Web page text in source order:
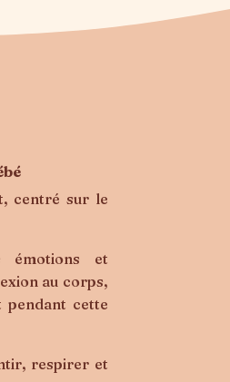
centré sur le
émotions et
au corps,
pendant cette
respirer et